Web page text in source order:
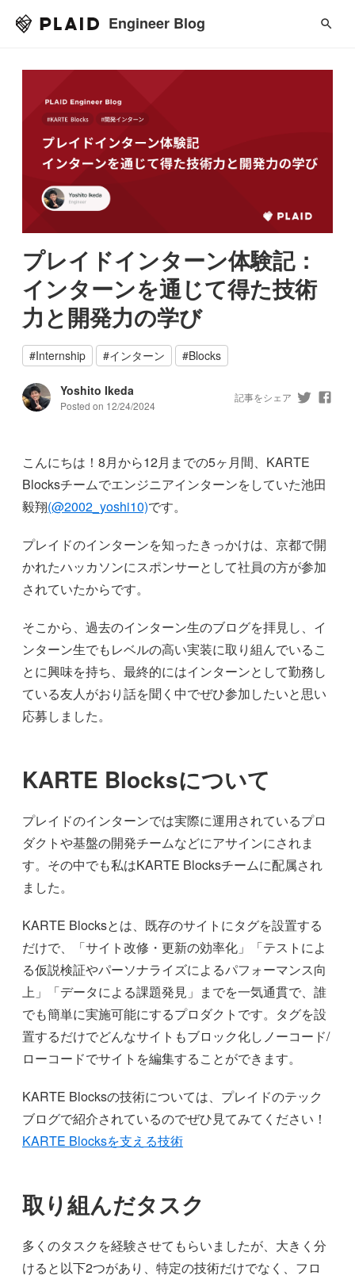
Engineer Blog
プレイドインターン体験記：
インターンを通じて得た技術
力と開発力の学び
#Internship #インターン #Blocks
Yoshito Ikeda
Posted on 12/24/2024
記事をシェア
こんにちは！8月から12月までの5ヶ月間、KARTE
Blocksチームでエンジニアインターンをしていた池田
毅翔(@2002_yoshi10)です。
プレイドのインターンを知ったきっかけは、京都で開
かれたハッカソンにスポンサーとして社員の方が参加
されていたからです。
そこから、過去のインターン生のブログを拝見し、イ
ンターン生でもレベルの高い実装に取り組んでいるこ
とに興味を持ち、最終的にはインターンとして勤務し
ている友人がおり話を聞く中でぜひ参加したいと思い
応募しました。
KARTE Blocksについて
プレイドのインターンでは実際に運用されているプロ
ダクトや基盤の開発チームなどにアサインにされま
す。その中でも私はKARTE Blocksチームに配属され
ました。
KARTE Blocksとは、既存のサイトにタグを設置する
だけで、「サイト改修・更新の効率化」「テストによ
る仮説検証やパーソナライズによるパフォーマンス向
上」「データによる課題発見」までを一気通貫で、誰
でも簡単に実施可能にするプロダクトです。タグを設
置するだけでどんなサイトもブロック化しノーコード/
ローコードでサイトを編集することができます。
KARTE Blocksの技術については、プレイドのテック
ブログで紹介されているのでぜひ見てみてください！
KARTE Blocksを支える技術
取り組んだタスク
多くのタスクを経験させてもらいましたが、大きく分
けると以下2つがあり、特定の技術だけでなく、フロ